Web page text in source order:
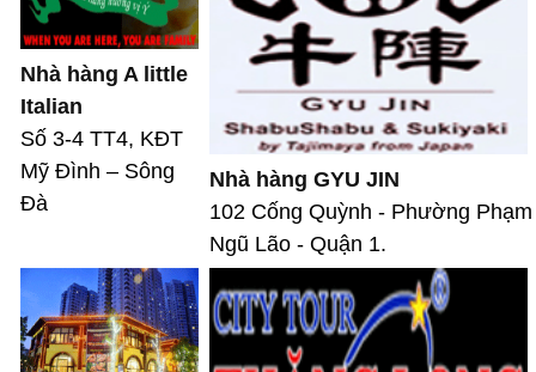
Nhà hàng A little
Italian
Số 3-4 TT4, KĐT
Mỹ Đình – Sông
Đà
Nhà hàng GYU JIN
102 Cống Quỳnh - Phường Phạm
Ngũ Lão - Quận 1.